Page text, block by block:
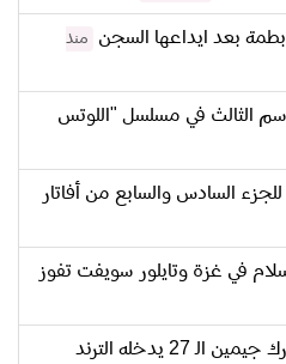
بعد ايداعها السجن
منذ
الثالث في مسلسل "اللوتس
السادس والسابع من أفاتار
في غزة وتايلور سويفت تفوز
عيد ميلاد عضو فريق BTS بارك جيمين الـ 27 يدخله الترند